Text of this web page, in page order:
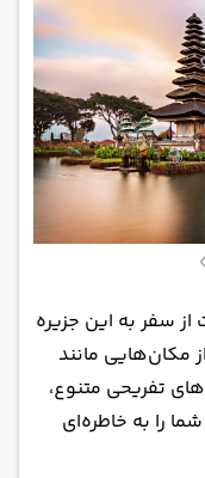
از سفر به این جزیره
مکان‌هایی مانند
تفریحی متنوع،
را به خاطره‌ای